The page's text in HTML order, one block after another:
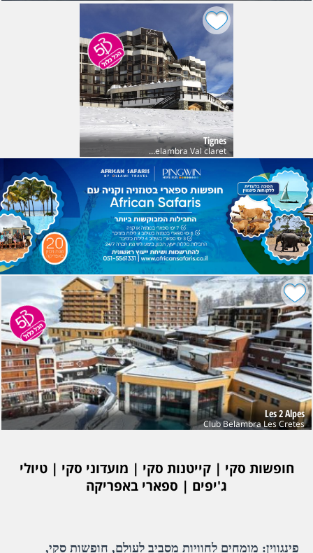
Tignes
Club Belambra Val claret חנוכה
Les 2 Alpes
Club Belambra Les Cretes
חופשות סקי | קייטנות סקי | מועדוני סקי | טיולי
ג'יפים | ספארי באפריקה
פינגווין: מומחים לחוויות מסביב לעולם, חופשות סקי,